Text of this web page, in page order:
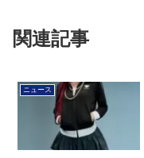
関連記事
ニュース